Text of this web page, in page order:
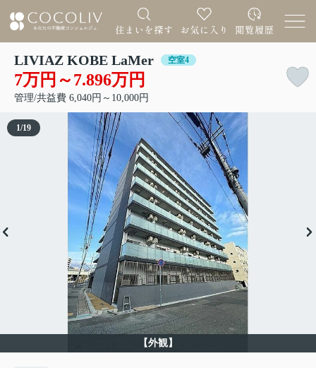
LIVIAZ KOBE LaMer 空室4
7万円～7.896万円
管理/共益費 6,040円～10,000円
【外観】
1/19